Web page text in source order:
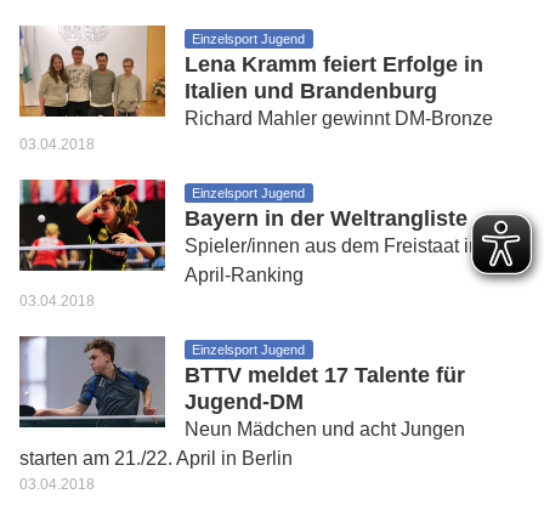
Einzelsport Jugend
Lena Kramm feiert Erfolge in
Italien und Brandenburg
Richard Mahler gewinnt DM-Bronze
03.04.2018
Einzelsport Jugend
Bayern in der Weltrangliste
Spieler/innen aus dem Freistaat im
April-Ranking
03.04.2018
Einzelsport Jugend
BTTV meldet 17 Talente für
Jugend-DM
Neun Mädchen und acht Jungen
starten am 21./22. April in Berlin
03.04.2018